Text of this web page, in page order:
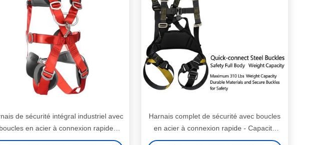
de sécurité intégral industriel avec
boucles en acier à connexion rapide
pour fournir soutien et protection
Harnais complet de sécurité avec boucles
en acier à connexion rapide - Capacité
maximale de 310 lb - Matériaux durables